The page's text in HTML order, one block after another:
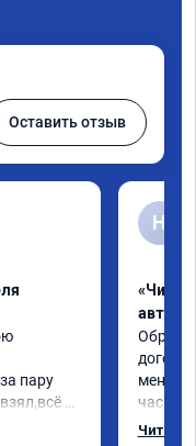
Оставить отзыв
пару
работы
Н
«Чип
меня
час
Арман
Читать